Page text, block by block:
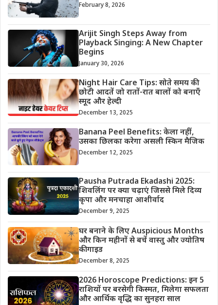
February 8, 2026
Arijit Singh Steps Away from
Playback Singing: A New Chapter
Begins
January 30, 2026
Night Hair Care Tips: सोते समय की
छोटी आदतें जो रातों-रात बालों को बनाएँ
स्मूद और हेल्दी
December 13, 2025
Banana Peel Benefits: केला नहीं,
उसका छिलका करेगा असली स्किन मैजिक
December 12, 2025
Pausha Putrada Ekadashi 2025:
शिवलिंग पर क्या चढ़ाएं जिससे मिले दिव्य
कृपा और मनचाहा आशीर्वाद
December 9, 2025
घर बनाने के लिए Auspicious Months
और किन महीनों से बचें वास्तु और ज्योतिष
की गाइड
December 8, 2025
2026 Horoscope Predictions: इन 5
राशियों पर बरसेगी किस्मत, मिलेगा सफलता
और आर्थिक वृद्धि का सुनहरा साल